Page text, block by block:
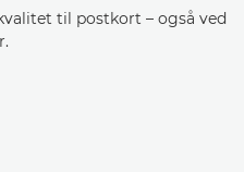
til postkort – også ved